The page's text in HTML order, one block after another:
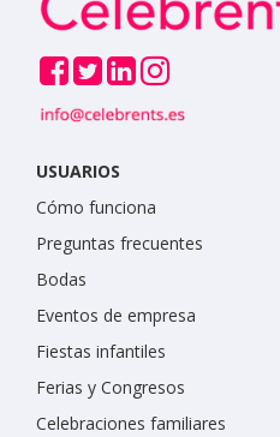
USUARIOS
Cómo funciona
Preguntas frecuentes
Bodas
Eventos de empresa
Fiestas infantiles
Ferias y Congresos
Celebraciones familiares